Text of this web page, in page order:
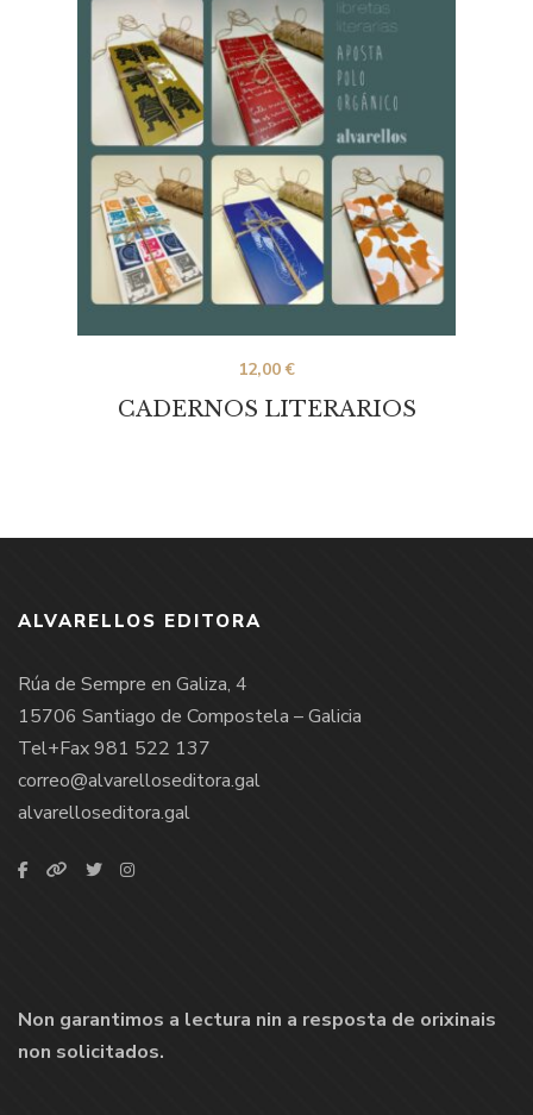
CADERNOS LITERARIOS
12,00€
ALVARELLOS EDITORA
Rúa de Sempre en Galiza, 4
15706 Santiago de Compostela – Galicia
Tel+Fax 981 522 137
correo@alvarelloseditora.gal
alvarelloseditora.gal
Non garantimos a lectura nin a resposta de orixinais
non solicitados.